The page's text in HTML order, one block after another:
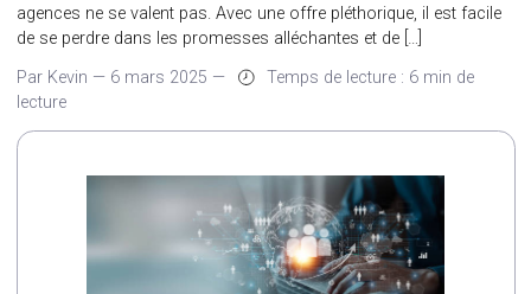
promettant des résultats exceptionnels. Cependant, toutes
de se perdre dans les promesses alléchantes et de […]
Par Kevin—6 mars 2025—
Temps de lecture : 6 min de